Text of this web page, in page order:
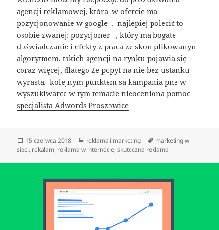
agencji reklamowej, która w ofercie ma
pozycjonowanie w google . najlepiej polecić to
osobie zwanej: pozycjoner , który ma bogate
doświadczanie i efekty z praca ze skomplikowanym
algorytmem. takich agencji na rynku pojawia się
coraz więcej, dlatego że popyt na nie bez ustanku
wyrasta. kolejnym punktem sa kampania pne w
wyszukiwarce w tym temacie nieoceniona pomoc
specjalista Adwords Proszowice
Data
publikacji
15 czerwca 2018 Kategorie
reklama i marketing Tagi
marketing w
sieci, rekalam, reklama w internecie,skuteczna reklama